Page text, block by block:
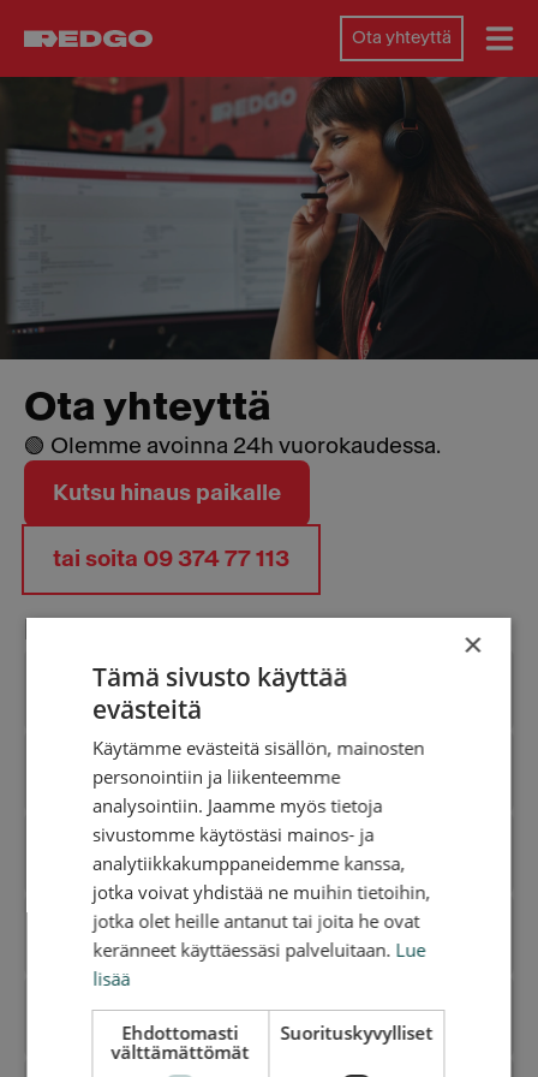
Ota yhteyttä
Ota yhteyttä
🟢 Olemme avoinna 24h vuorokaudessa.
Kutsu hinaus paikalle
tai soita 09 374 77 113
Tieturva (jäsenyydet)
Hinaus- ja tiepalvelut
Laskutus
Kulukorvaushakemus
Myynti
×
Tämä sivusto käyttää
evästeitä
Käytämme evästeitä sisällön, mainosten
personointiin ja liikenteemme
analysointiin. Jaamme myös tietoja
sivustomme käytöstäsi mainos- ja
analytiikkakumppaneidemme kanssa,
jotka voivat yhdistää ne muihin tietoihin,
jotka olet heille antanut tai joita he ovat
keränneet käyttäessäsi palveluitaan. Lue
lisää
Ehdottomasti
välttämättömät
Suorituskyvylliset